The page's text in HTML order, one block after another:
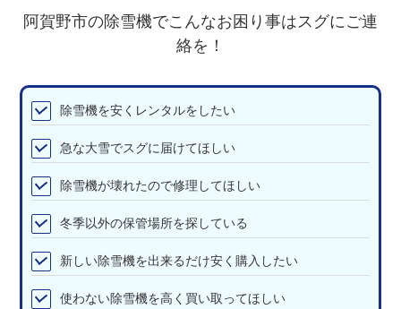
阿賀野市の除雪機でこんなお困り事はスグにご連
絡を！
除雪機を安くレンタルをしたい
急な大雪でスグに届けてほしい
除雪機が壊れたので修理してほしい
冬季以外の保管場所を探している
新しい除雪機を出来るだけ安く購入したい
使わない除雪機を高く買い取ってほしい